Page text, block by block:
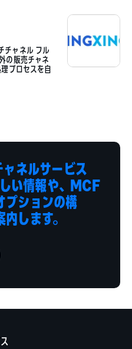
チャネル フル
の販売チャネ
プロセスを自
ネルサービス
い情報や、MCF
プションの構
します。